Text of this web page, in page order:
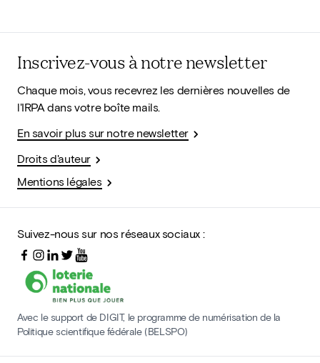
Inscrivez-vous à notre newsletter
Chaque mois, vous recevrez les dernières nouvelles de
l'IRPA dans votre boîte mails.
En savoir plus sur notre newsletter
Droits d'auteur
Mentions légales
Suivez-nous sur nos réseaux sociaux :
Avec le support de DIGIT, le programme de numérisation de la
Politique scientifique fédérale (BELSPO)